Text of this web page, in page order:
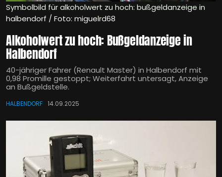
Symbolbild für alkoholwert zu hoch: bußgeldanzeige in
halbendorf / Foto: miguelrd68
Alkoholwert zu hoch: Bußgeldanzeige in
Halbendorf
40-jähriger Fahrer (Renault Master) in Halbendorf mit
0,98 Promille gestoppt; Weiterfahrt untersagt, Anzeige
an Bußgeldstelle.
HALBENDORF 14.09.2025